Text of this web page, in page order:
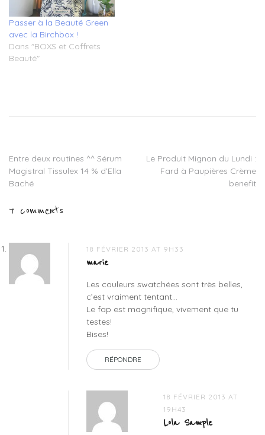
Passer à la Beauté Green
avec la Birchbox !
Dans "BOXS et Coffrets
Beauté"
green
make-
up,
up
bio,
maquillage
bio
Navigation
de
l’article
Entre deux routines ^^ Sérum
Magistral Tissulex 14 % d’Ella
Baché
Le Produit Mignon du Lundi :
Fard à Paupières Crème
benefit
7 comments
18 FÉVRIER 2013 AT 9H33
marie
Les couleurs swatchées sont très belles,
c’est vraiment tentant…
Le fap est magnifique, vivement que tu
testes!
Bises!
RÉPONDRE
18 FÉVRIER 2013 AT
19H43
Lola Sample